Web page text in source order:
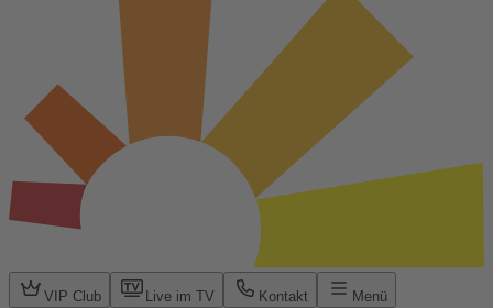
VIP Club Live im TV Kontakt Menü